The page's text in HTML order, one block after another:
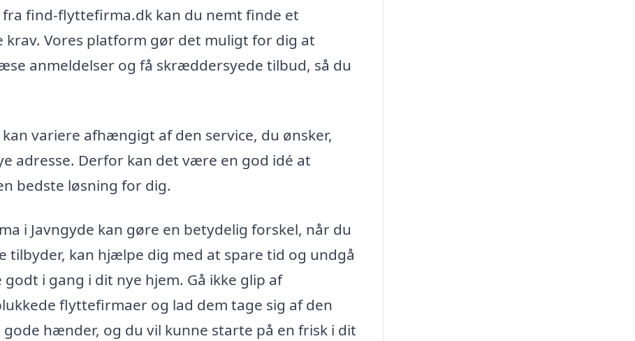
find-flyttefirma.dk kan du nemt finde et
Vores platform gør det muligt for dig at
anmeldelser og få skræddersyede tilbud, så du
variere afhængigt af den service, du ønsker,
adresse. Derfor kan det være en god idé at
bedste løsning for dig.
i Javngyde kan gøre en betydelig forskel, når du
tilbyder, kan hjælpe dig med at spare tid og undgå
i gang i dit nye hjem. Gå ikke glip af
flyttefirmaer og lad dem tage sig af den
hænder, og du vil kunne starte på en frisk i dit